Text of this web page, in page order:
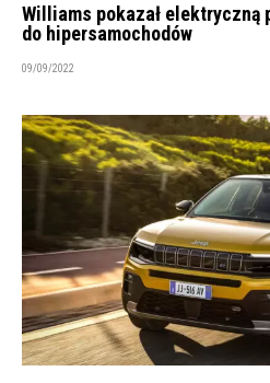
Williams pokazał elektryczną
do hipersamochodów
09/09/2022